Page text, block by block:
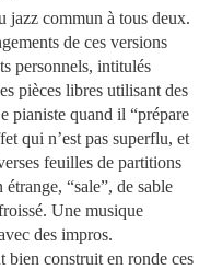
jazz commun à tous deux.
de ces versions
personnels, intitulés
pièces libres utilisant des
pianiste quand il “prépare
qui n’est pas superflu, et
feuilles de partitions
étrange, “sale”, de sable
Une musique
des impros.
bien construit en ronde ces